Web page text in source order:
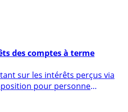
des comptes à terme
sur les intérêts perçus via
pour personne